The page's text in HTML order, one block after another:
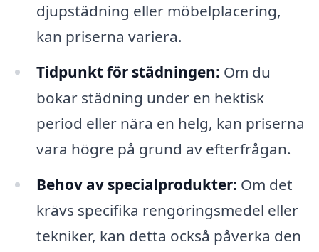
djupstädning eller möbelplacering,
kan priserna variera.
Tidpunkt för städningen: Om du
bokar städning under en hektisk
period eller nära en helg, kan priserna
vara högre på grund av efterfrågan.
Behov av specialprodukter: Om det
krävs specifika rengöringsmedel eller
tekniker, kan detta också påverka den